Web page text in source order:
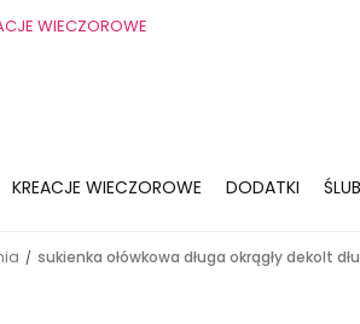
WIECZOROWE
KREACJE WIECZOROWE DODATKI ŚLUB
/ sukienka ołówkowa długa okrągły dekolt